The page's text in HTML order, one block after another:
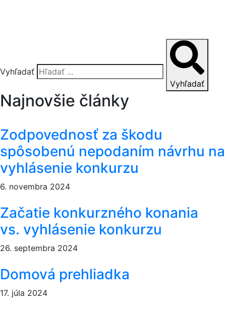
Vyhľadať
Vyhľadať
Najnovšie články
Zodpovednosť za škodu
spôsobenú nepodaním návrhu na
vyhlásenie konkurzu
6. novembra 2024
Začatie konkurzného konania
vs. vyhlásenie konkurzu
26. septembra 2024
Domová prehliadka
17. júla 2024